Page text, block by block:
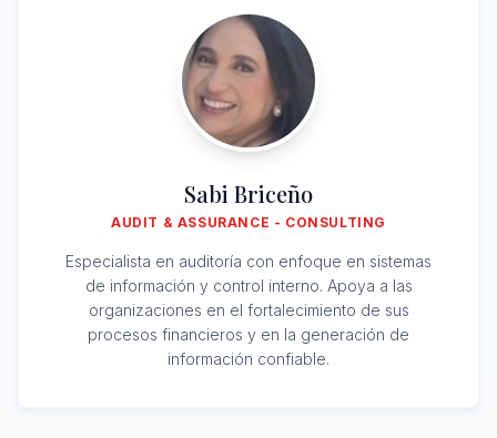
Sabi Briceño
AUDIT & ASSURANCE - CONSULTING
Especialista en auditoría con enfoque en sistemas
de información y control interno. Apoya a las
organizaciones en el fortalecimiento de sus
procesos financieros y en la generación de
información confiable.